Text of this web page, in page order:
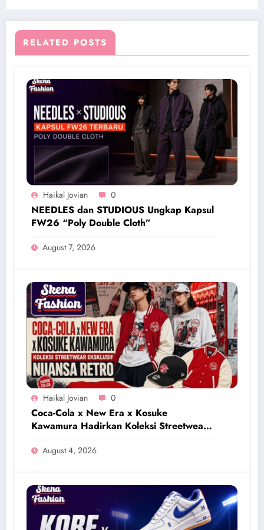
RELATED POSTS
Haikal Jovian 0
NEEDLES dan STUDIOUS Ungkap Kapsul
FW26 “Poly Double Cloth”
August 7, 2026
Haikal Jovian 0
Coca-Cola x New Era x Kosuke
Kawamura Hadirkan Koleksi Streetwear
Eksklusif Bernuansa Retro
August 4, 2026